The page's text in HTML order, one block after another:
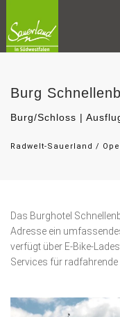
Burg
Burg/Schloss |
Radwelt-Sauerland /
Das Burghotel
Adresse ein
verfügt über E-Bike-
Services für radfahrende